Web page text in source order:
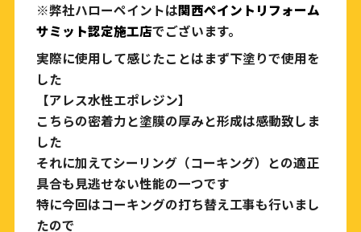
※弊社ハローペイントは関西ペイントリフォーム
サミット認定施工店でございます。
実際に使用して感じたことはまず下塗りで使用を
した
【アレス水性エポレジン】
こちらの密着力と塗膜の厚みと形成は感動致しま
した
それに加えてシーリング（コーキング）との適正
具合も見逃せない性能の一つです
特に今回はコーキングの打ち替え工事も行いまし
たので